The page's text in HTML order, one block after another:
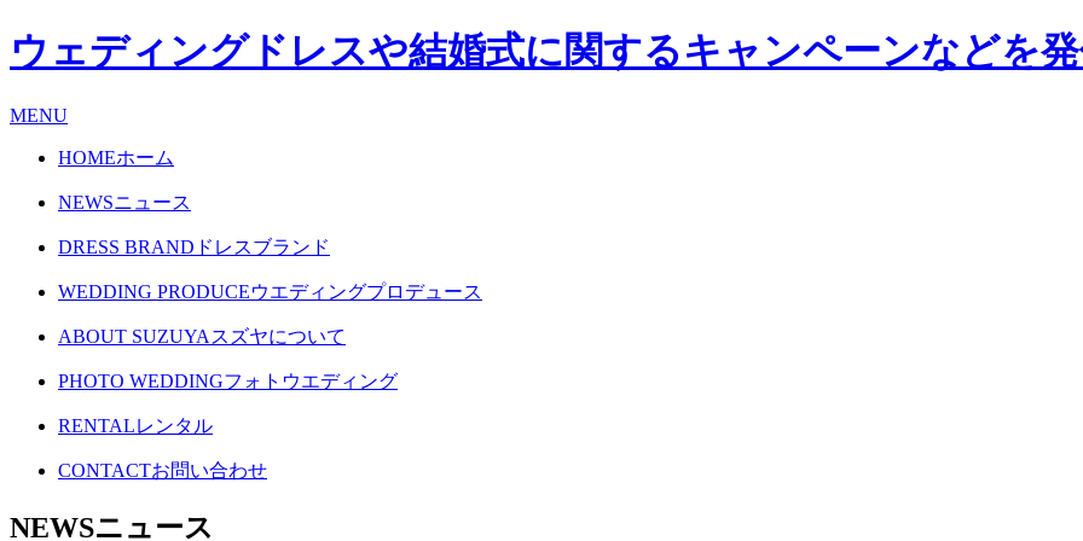
ウェディングドレスや結婚式に関するキャンペーンなどを
MENU
HOMEホーム
NEWSニュース
DRESS BRAND ドレスブランド
WEDDING PRODUCEウエディングプロデュース
ABOUT SUZUYA スズヤについて
PHOTO WEDDINGフォトウエディング
RENTALレンタル
CONTACTお問い合わせ
NEWSニュース